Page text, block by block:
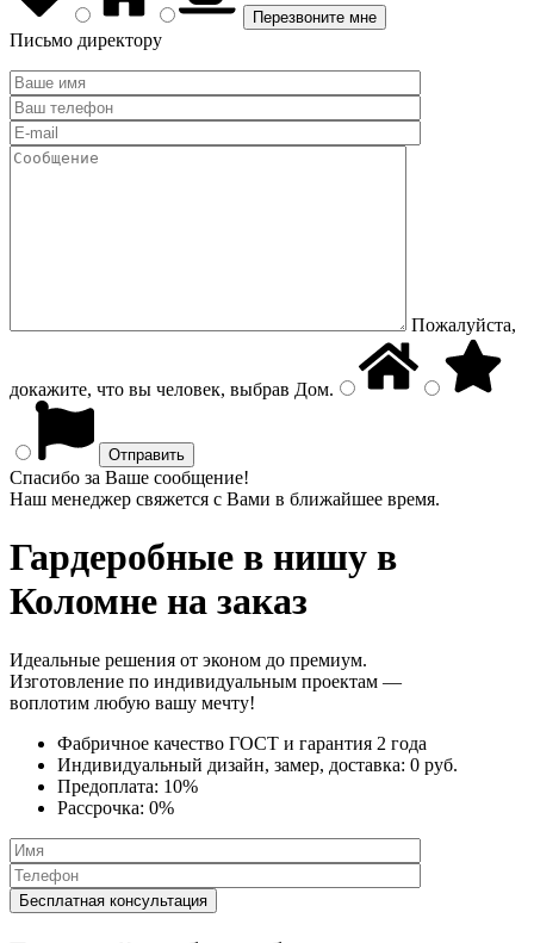
Письмо директору
Пожалуйста,
докажите, что вы человек, выбрав Дом.
Спасибо за Ваше сообщение!
Наш менеджер свяжется с Вами в ближайшее время.
Гардеробные в нишу в
Коломне на заказ
Идеальные решения от эконом до премиум.
Изготовление по индивидуальным проектам —
воплотим любую вашу мечту!
Фабричное качество ГОСТ и гарантия 2 года
Индивидуальный дизайн, замер, доставка: 0 руб.
Предоплата: 10%
Рассрочка: 0%